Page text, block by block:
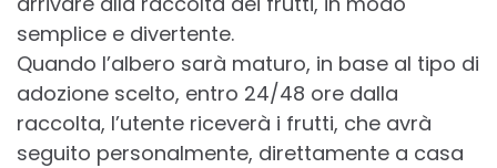
semplice e divertente.
Quando l’albero sarà maturo, in base al tipo di
adozione scelto, entro 24/48 ore dalla
raccolta, l’utente riceverà i frutti, che avrà
seguito personalmente, direttamente a casa